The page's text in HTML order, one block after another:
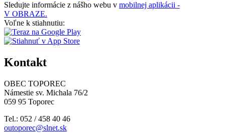
Sledujte informácie z nášho webu v mobilnej aplikácii -
V OBRAZE.
Voľne k stiahnutiu:
Kontakt
OBEC TOPOREC
Námestie sv. Michala 76/2
059 95 Toporec
Tel.: 052 / 458 40 46
outoporec@slnet.sk